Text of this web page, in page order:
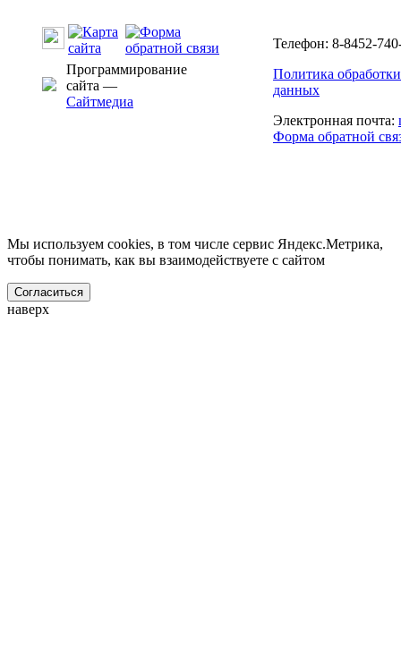
Программирование
сайта —
Сайтмедиа
Телефон: 8-8452-
Политика
данных
Электронная почта:
Форма обратной
Мы используем cookies, в том числе сервис Яндекс.Метрика,
чтобы понимать, как вы взаимодействуете с сайтом
Согласиться
наверх